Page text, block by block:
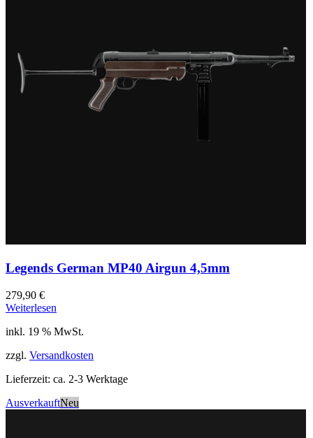
Legends German MP40 Airgun 4,5mm
279,90 €
Weiterlesen
inkl. 19 % MwSt.
zzgl. Versandkosten
Lieferzeit: ca. 2-3 Werktage
AusverkauftNeu